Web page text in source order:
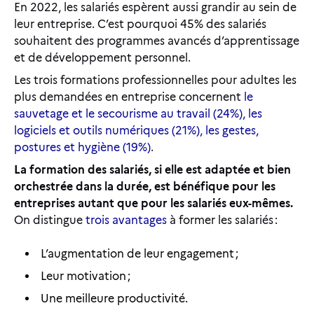
En 2022, les salariés espèrent aussi grandir au sein de
leur entreprise. C’est pourquoi 45% des salariés
souhaitent des programmes avancés d’apprentissage
et de développement personnel.
Les trois formations professionnelles pour adultes les
plus demandées en entreprise concernent le
sauvetage et le secourisme au travail (24%), les
logiciels et outils numériques (21%), les gestes,
postures et hygiène (19%).
La formation des salariés, si elle est adaptée et bien
orchestrée dans la durée, est bénéfique pour les
entreprises autant que pour les salariés eux-mêmes.
On distingue trois avantages à former les salariés :
L’augmentation de leur engagement ;
Leur motivation ;
Une meilleure productivité.